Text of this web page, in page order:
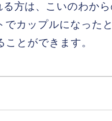
方は、こいのわか
でカップルになった
とができます。